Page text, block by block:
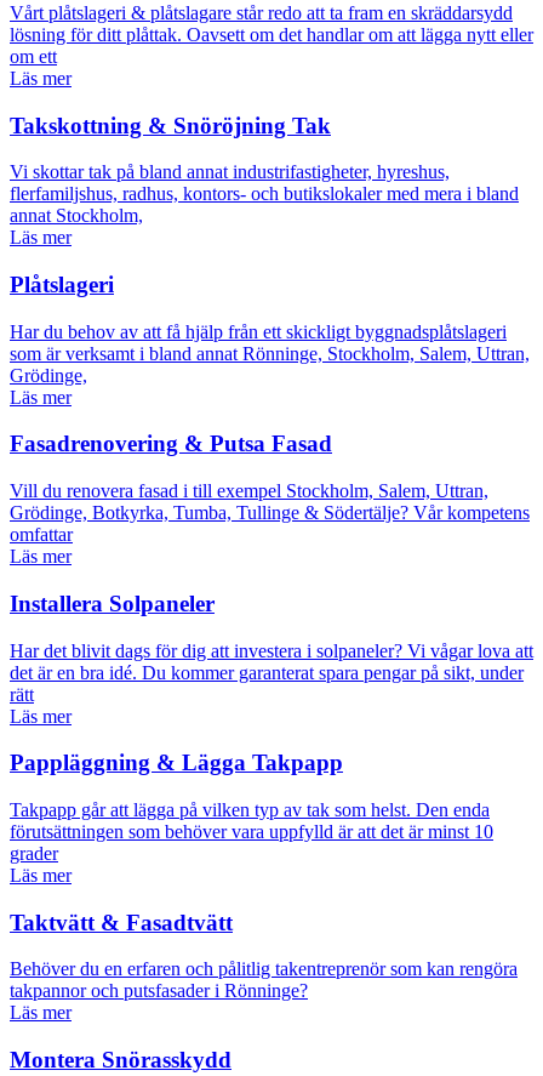
Vårt plåtslageri & plåtslagare står redo att ta fram en skräddarsydd
lösning för ditt plåttak. Oavsett om det handlar om att lägga nytt eller
om ett
Läs mer
Takskottning & Snöröjning Tak
Vi skottar tak på bland annat industrifastigheter, hyreshus,
flerfamiljshus, radhus, kontors- och butikslokaler med mera i bland
annat Stockholm,
Läs mer
Plåtslageri
Har du behov av att få hjälp från ett skickligt byggnadsplåtslageri
som är verksamt i bland annat Rönninge, Stockholm, Salem, Uttran,
Grödinge,
Läs mer
Fasadrenovering & Putsa Fasad
Vill du renovera fasad i till exempel Stockholm, Salem, Uttran,
Grödinge, Botkyrka, Tumba, Tullinge & Södertälje? Vår kompetens
omfattar
Läs mer
Installera Solpaneler
Har det blivit dags för dig att investera i solpaneler? Vi vågar lova att
det är en bra idé. Du kommer garanterat spara pengar på sikt, under
rätt
Läs mer
Pappläggning & Lägga Takpapp
Takpapp går att lägga på vilken typ av tak som helst. Den enda
förutsättningen som behöver vara uppfylld är att det är minst 10
grader
Läs mer
Taktvätt & Fasadtvätt
Behöver du en erfaren och pålitlig takentreprenör som kan rengöra
takpannor och putsfasader i Rönninge?
Läs mer
Montera Snörasskydd